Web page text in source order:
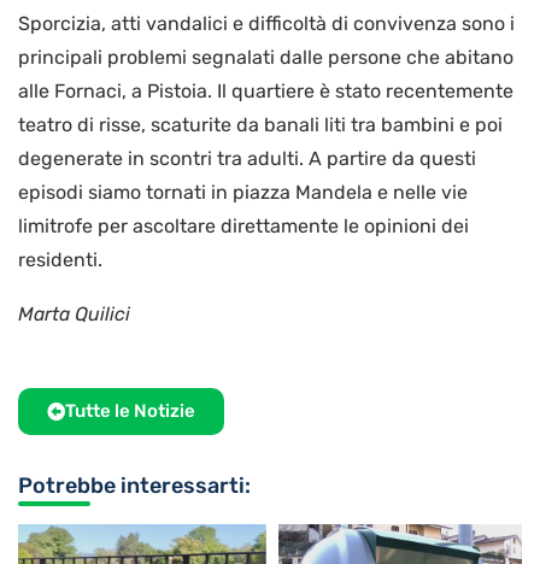
video
Sporcizia, atti vandalici e difficoltà di convivenza sono i
principali problemi segnalati dalle persone che abitano
alle Fornaci, a Pistoia. Il quartiere è stato recentemente
teatro di risse, scaturite da banali liti tra bambini e poi
degenerate in scontri tra adulti. A partire da questi
episodi siamo tornati in piazza Mandela e nelle vie
limitrofe per ascoltare direttamente le opinioni dei
residenti.
Marta Quilici
Tutte le Notizie
Potrebbe interessarti: